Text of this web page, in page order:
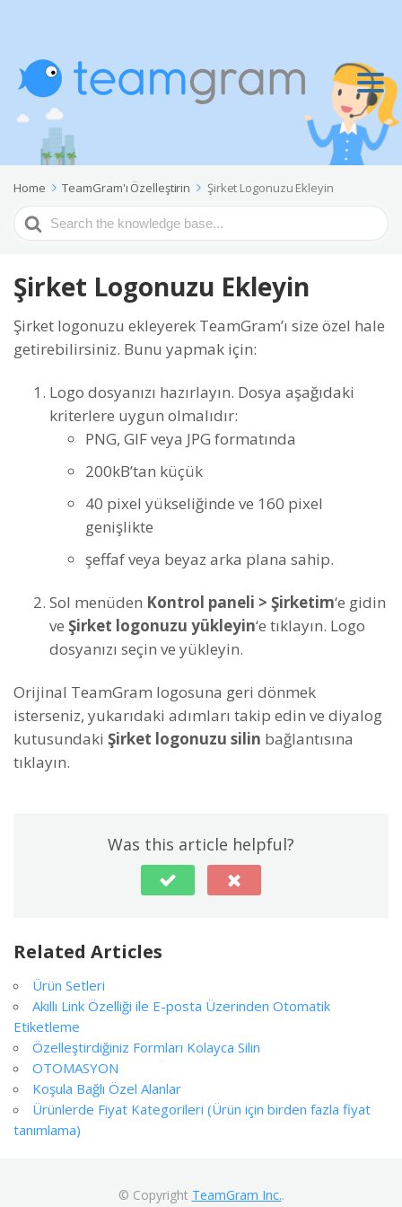
Home TeamGram'ı Özelleştirin Şirket Logonuzu Ekleyin
Search
For
Şirket Logonuzu Ekleyin
Şirket logonuzu ekleyerek TeamGram’ı size özel hale
getirebilirsiniz. Bunu yapmak için:
Logo dosyanızı hazırlayın. Dosya aşağıdaki
kriterlere uygun olmalıdır:
PNG, GIF veya JPG formatında
200kB’tan küçük
40 pixel yükseliğinde ve 160 pixel
genişlikte
şeffaf veya beyaz arka plana sahip.
Sol menüden Kontrol paneli > Şirketim‘e gidin
ve Şirket logonuzu yükleyin‘e tıklayın. Logo
dosyanızı seçin ve yükleyin.
Orijinal TeamGram logosuna geri dönmek
isterseniz, yukarıdaki adımları takip edin ve diyalog
kutusundaki Şirket logonuzu silin bağlantısına
tıklayın.
Was this article helpful?
Related Articles
Ürün Setleri
Akıllı Link Özelliği ile E-posta Üzerinden Otomatik
Etiketleme
Özelleştirdiğiniz Formları Kolayca Silin
OTOMASYON
Koşula Bağlı Özel Alanlar
Ürünlerde Fiyat Kategorileri (Ürün için birden fazla fiyat
tanımlama)
© Copyright TeamGram Inc..